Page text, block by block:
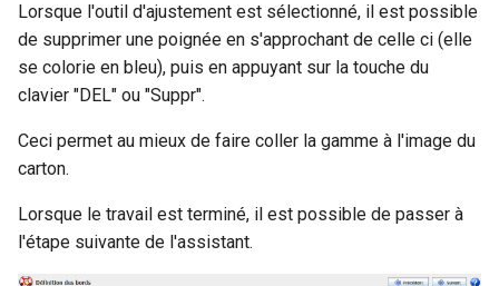
Lorsque l'outil d'ajustement est sélectionné, il est possible
de supprimer une poignée en s'approchant de celle ci (elle
se colorie en bleu), puis en appuyant sur la touche du
clavier "DEL" ou "Suppr".
Ceci permet au mieux de faire coller la gamme à l'image du
carton.
Lorsque le travail est terminé, il est possible de passer à
l'étape suivante de l'assistant.